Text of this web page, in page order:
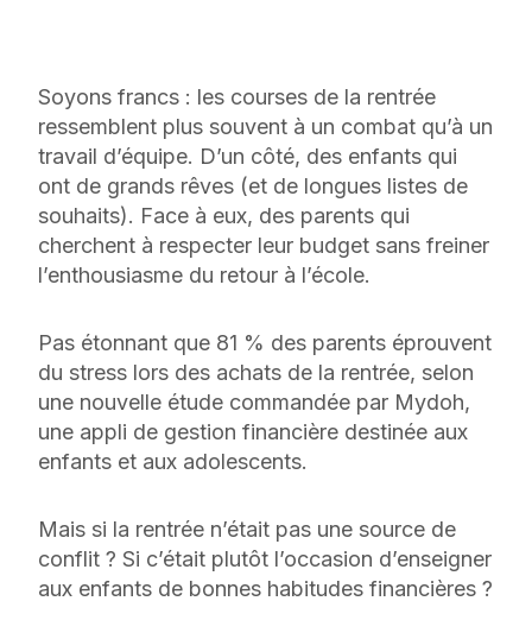
Soyons francs : les courses de la rentrée
ressemblent plus souvent à un combat qu’à un
travail d’équipe. D’un côté, des enfants qui
ont de grands rêves (et de longues listes de
souhaits). Face à eux, des parents qui
cherchent à respecter leur budget sans freiner
l’enthousiasme du retour à l’école.
Pas étonnant que 81 % des parents éprouvent
du stress lors des achats de la rentrée, selon
une nouvelle étude commandée par Mydoh,
une appli de gestion financière destinée aux
enfants et aux adolescents.
Mais si la rentrée n’était pas une source de
conflit ? Si c’était plutôt l’occasion d’enseigner
aux enfants de bonnes habitudes financières ?